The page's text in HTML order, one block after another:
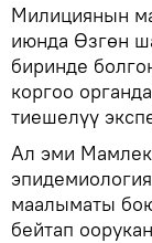
Милициянын
июнда Өзгөн
биринде
коргоо
тиешелүү
Ал эми
маалыматы
бейтап